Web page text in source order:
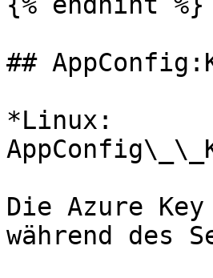
##
*Linux:
Die Azure
während des